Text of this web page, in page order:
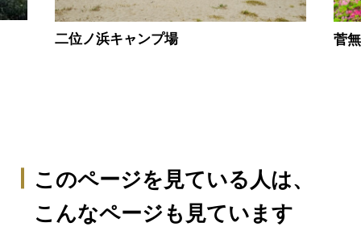
二位ノ浜キャンプ場 菅
このページを見ている人は、
こんなページも見ています